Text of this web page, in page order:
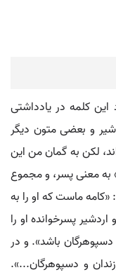
کلمه در یادداشتی
و بعضی متون دیگر
لکن به گمان من این
معنی پسر، و مجموع
ماست که او را به
پسرخوانده او را
دسپوهرگان باشد». و در
و دسپوهرگان...».